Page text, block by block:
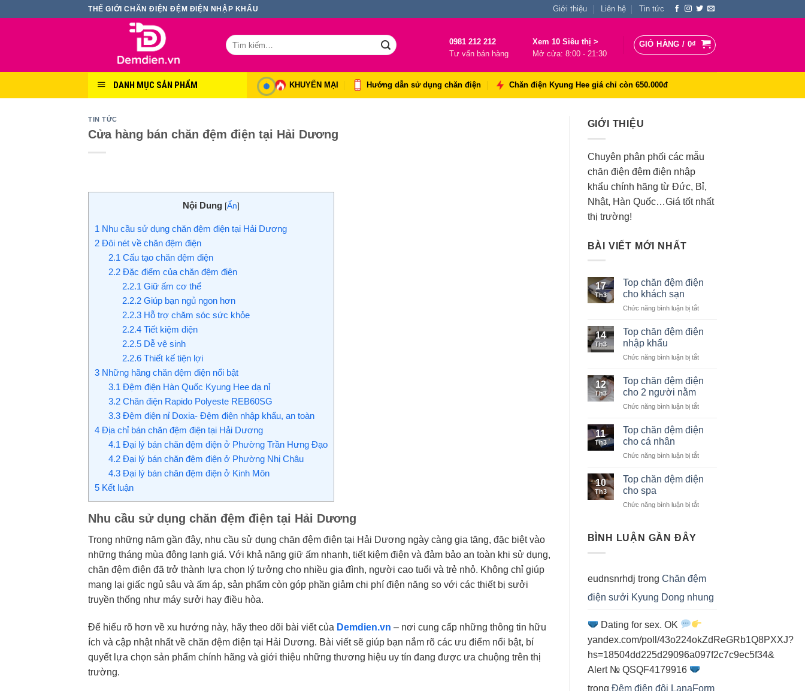
THẾ GIỚI CHĂN ĐIỆN ĐỆM ĐIỆN NHẬP KHẨU Giới thiệu Liên hệ Tin tức
Tìm
kiếm:
0981 212 212
Tư vấn bán hàng
Xem 10 Siêu thị >
Mở cửa: 8:00 - 21:30
GIỎ HÀNG / 0₫
DANH MỤC SẢN PHẨM KHUYẾN MẠI Hướng dẫn sử dụng chăn điện Chăn điện Kyung Hee giá chỉ còn 650.000đ
TIN TỨC
Cửa hàng bán chăn đệm điện tại Hải Dương
Nội Dung [Ẩn]
1 Nhu cầu sử dụng chăn đệm điện tại Hải Dương
2 Đôi nét về chăn đệm điện
2.1 Cấu tạo chăn đệm điện
2.2Đặc điểm của chăn đệm điện
2.2.1 Giữ ấm cơ thể
2.2.2Giúp bạn ngủ ngon hơn
2.2.3Hỗ trợ chăm sóc sức khỏe
2.2.4Tiết kiệm điện
2.2.5Dễ vệ sinh
2.2.6Thiết kế tiện lợi
3 Những hãng chăn đệm điện nổi bật
3.1 Đệm điện Hàn Quốc Kyung Hee dạ nỉ
3.2Chăn điện Rapido Polyeste REB60SG
3.3Đệm điện nỉ Doxia- Đệm điện nhập khẩu, an toàn
4 Địa chỉ bán chăn đệm điện tại Hải Dương
4.1 Đại lý bán chăn đệm điện ở Phường Trần Hưng Đạo
4.2Đại lý bán chăn đệm điện ở Phường Nhị Châu
4.3Đại lý bán chăn đệm điện ở Kinh Môn
5 Kết luận
Nhu cầu sử dụng chăn đệm điện tại Hải Dương
Trong những năm gần đây, nhu cầu sử dụng chăn đệm điện tại Hải Dương ngày càng gia tăng, đặc biệt vào
những tháng mùa đông lạnh giá. Với khả năng giữ ấm nhanh, tiết kiệm điện và đảm bảo an toàn khi sử dụng,
chăn đệm điện đã trở thành lựa chọn lý tưởng cho nhiều gia đình, người cao tuổi và trẻ nhỏ. Không chỉ giúp
mang lại giấc ngủ sâu và ấm áp, sản phẩm còn góp phần giảm chi phí điện năng so với các thiết bị sưởi
truyền thống như máy sưởi hay điều hòa.
Để hiểu rõ hơn về xu hướng này, hãy theo dõi bài viết của Demdien.vn – nơi cung cấp những thông tin hữu
ích và cập nhật nhất về chăn đệm điện tại Hải Dương. Bài viết sẽ giúp bạn nắm rõ các ưu điểm nổi bật, bí
quyết lựa chọn sản phẩm chính hãng và giới thiệu những thương hiệu uy tín đang được ưa chuộng trên thị
trường.
GIỚI THIỆU
Chuyên phân phối các mẫu
chăn điện đệm điện nhập
khẩu chính hãng từ Đức, Bỉ,
Nhật, Hàn Quốc…Giá tốt nhất
thị trường!
BÀI VIẾT MỚI NHẤT
17
Th3
Top chăn đệm điện
cho khách sạn
Chức năng bình luận bị tắtở
chăn
cho
sạn
14
Th3
Top chăn đệm điện
nhập khẩu
Chức năng bình luận bị tắtở
chăn
nhập
12
Th3
Top chăn đệm điện
cho 2 người nằm
Chức năng bình luận bị tắtở
chăn
cho
người
11
Th3
Top chăn đệm điện
cho cá nhân
Chức năng bình luận bị tắtở
chăn
cho
10
Th3
Top chăn đệm điện
cho spa
Chức năng bình luận bị tắtở
BÌNH LUẬN GẦN ĐÂY
eudnsnrhdj trong Chăn đệm
điện sưởi Kyung Dong nhung
Dating for sex. OK
yandex.com/poll/43o224okZdReGRb1Q8PXXJ?
hs=18504dd225d29096a097f2c7c9ec5f34&
Alert № QSQF4179916
trong Đệm điện đôi LanaForm